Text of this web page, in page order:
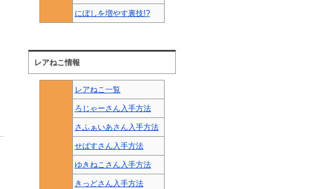
にぼしを増やす裏技!?
レアねこ情報
レアねこ一覧
ろじゃーさん入手方法
さふぁいあさん入手方法
せばすさん入手方法
ゆきねこさん入手方法
きっどさん入手方法